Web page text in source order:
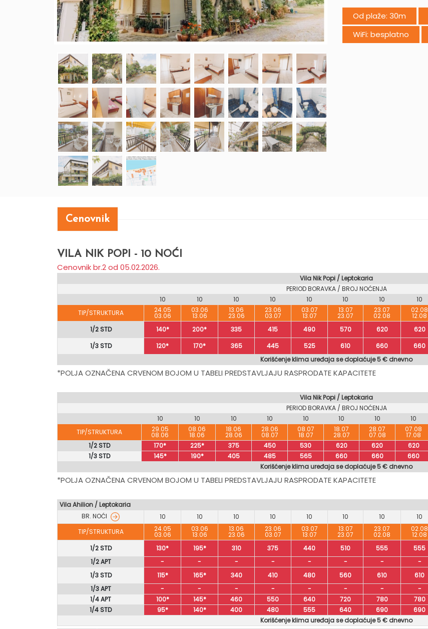
Od plaže: 30m
WiFi: besplatno
Cenovnik
VILA NIK POPI - 10 NOĆI
Cenovnik br.2 od 05.02.2026.
Vila Nik Popi / Leptokaria
PERIOD BORAVKA / BROJ NOĆENJA
10
10 10 10 10 10 10 10
TIP/STRUKTURA
24.05
03.06
03.06
13.06
13.06
23.06
23.06
03.07
03.07
13.07
13.07
23.07
23.07
02.08
02.08
12.08
1/2 STD
140* 200* 335 415 490 570 620 620
1/3 STD
120* 170* 365 445 525 610 660 660
Korišćenje klima uređaja se doplaćuje 5 € dnevno
*POLJA OZNAČENA CRVENOM BOJOM U TABELI PREDSTAVLJAJU RASPRODATE KAPACITETE
Vila Nik Popi / Leptokaria
PERIOD BORAVKA / BROJ NOĆENJA
10
10 10 10 10 10 10 10
TIP/STRUKTURA
29.05
08.06
08.06
18.06
18.06
28.06
28.06
08.07
08.07
18.07
18.07
28.07
28.07
07.08
07.08
17.08
1/2 STD
170* 225* 375 450 530 620 620 620
1/3 STD
145* 190* 405 485 565 660 660 660
Korišćenje klima uređaja se doplaćuje 5 € dnevno
*POLJA OZNAČENA CRVENOM BOJOM U TABELI PREDSTAVLJAJU RASPRODATE KAPACITETE
Vila Ahilion / Leptokaria
BR. NOĆI
10 10 10 10 10 10 10 10
TIP/STRUKTURA
24.05
03.06
03.06
13.06
13.06
23.06
23.06
03.07
03.07
13.07
13.07
23.07
23.07
02.08
02.08
12.08
1/2 STD
130* 195* 310 375 440 510 555 555
1/2 APT
- - - - - - - -
1/3 STD
115* 165* 340 410 480 560 610 610
1/3 APT
- - - - - - - -
1/4 APT
100* 145* 460 550 640 720 780 780
1/4 STD
95* 140* 400 480 555 640 690 690
Korišćenje klima uređaja se doplaćuje 5 € dnevno